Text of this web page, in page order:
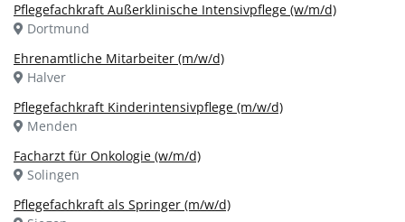
Pflegefachkraft Außerklinische Intensivpflege (w/m/d)
Dortmund
Ehrenamtliche Mitarbeiter (m/w/d)
Halver
Pflegefachkraft Kinderintensivpflege (m/w/d)
Menden
Facharzt für Onkologie (w/m/d)
Solingen
Pflegefachkraft als Springer (m/w/d)